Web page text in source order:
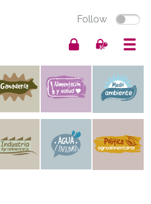
Follow